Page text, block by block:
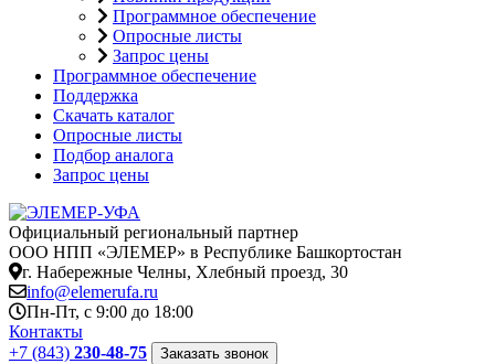
Программное обеспечение
Опросные листы
Запрос цены
Программное обеспечение
Поддержка
Скачать каталог
Опросные листы
Подбор аналога
Запрос цены
Официальный региональный партнер
ООО НПП «ЭЛЕМЕР» в Республике Башкортостан
г. Набережные Челны, Хлебный проезд, 30
info@elemerufa.ru
Пн-Пт, с 9:00 до 18:00
Контакты
+7 (843) 230-48-75 Заказать звонок